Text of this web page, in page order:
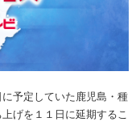
予定していた鹿児島・種
げを１１日に延期するこ